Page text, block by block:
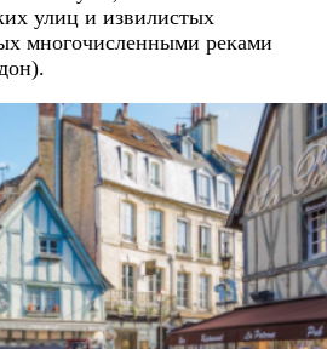
улиц и извилистых
многочисленными реками